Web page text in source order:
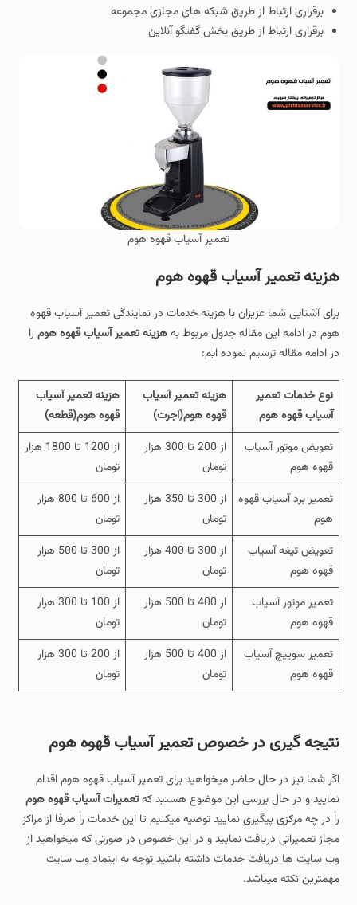
برقراری ارتباط از طریق شبکه های مجازی مجموعه
برقراری ارتباط از طریق بخش گفتگو آنلاین
تعمیر آسیاب قهوه هوم
هزینه تعمیر آسیاب قهوه هوم
برای آشنایی شما عزیزان با هزینه خدمات در نمایندگی تعمیر آسیاب قهوه
هوم در ادامه این مقاله جدول مربوط بههزینه تعمیر آسیاب قهوه هوم را
در ادامه مقاله ترسیم نموده ایم:
نوع خدمات تعمیر
آسیاب قهوه هوم
هزینه تعمیر آسیاب
قهوه هوم(اجرت)
هزینه تعمیر آسیاب
قهوه هوم(قطعه)
تعویض موتور آسیاب
قهوه هوم
از 200 تا 300 هزار
تومان
از 1200 تا 1800 هزار
تومان
تعمیر برد آسیاب قهوه
هوم
از 300 تا 350 هزار
تومان
از 600 تا 800 هزار
تومان
تعویض تیغه آسیاب
قهوه هوم
از 300 تا 400 هزار
تومان
از 300 تا 500 هزار
تومان
تعمیر موتور آسیاب
قهوه هوم
از 400 تا 500 هزار
تومان
از 100 تا 300 هزار
تومان
تعمیر سوییچ آسیاب
قهوه هوم
از 400 تا 500 هزار
تومان
از 200 تا 300 هزار
تومان
نتیجه گیری در خصوص تعمیر آسیاب قهوه هوم
اگر شما نیز در حال حاضر میخواهید برای تعمیر آسیاب قهوه هوم اقدام
نمایید و در حال بررسی این موضوع هستید کهتعمیرات آسیاب قهوه هوم
را در چه مرکزی پیگیری نمایید توصیه میکنیم تا این خدمات را صرفا از مراکز
مجاز تعمیراتی دریافت نمایید و در این خصوص در صورتی که میخواهید از
وب سایت ها دریافت خدمات داشته باشید توجه به اینماد وب سایت
مهمترین نکته میباشد.